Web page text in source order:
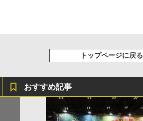
トップページに戻る
おすすめ記事